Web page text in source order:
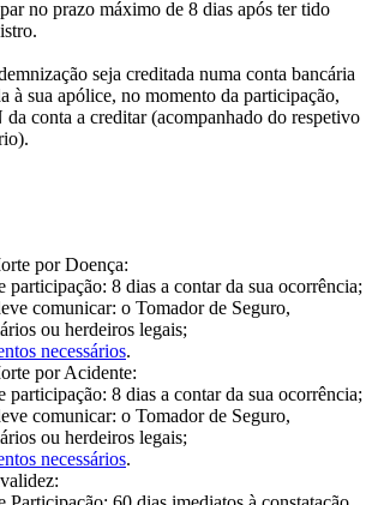
no prazo máximo de 8 dias após ter tido
seja creditada numa conta bancária
à sua apólice, no momento da participação,
conta a creditar (acompanhado do respetivo
por Doença:​
participação: 8 dias a contar da sua ocorrência;​
comunicar: o Tomador de Seguro,
ou herdeiros legais;​
necessários.
por Acidente:
participação: 8 dias a contar da sua ocorrência;​
comunicar: o Tomador de Seguro,
ou herdeiros legais;​
necessários.